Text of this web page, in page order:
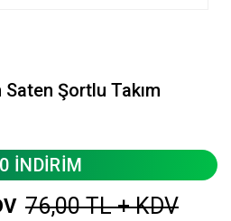
Şortlu Takım
İNDİRİM
76,00 TL + KDV